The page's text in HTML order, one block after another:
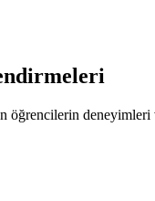
öğrencilerin